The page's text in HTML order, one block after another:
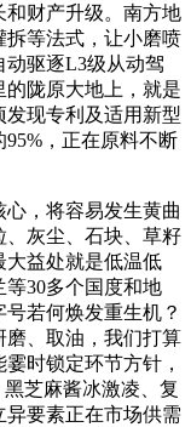
财产升级。南方地
拆等法式，让小磨喷
驱逐L3级从动驾
的陇原大地上，就是
现专利及适用新型
，正在原料不断
，将容易发生黄曲
、灰尘、石块、草籽
大益处就是低温低
30多个国度和地
若何焕发重生机？
磨、取油，我们打算
时锁定环节方针，
芝麻酱冰激凌、复
异要素正在市场供需